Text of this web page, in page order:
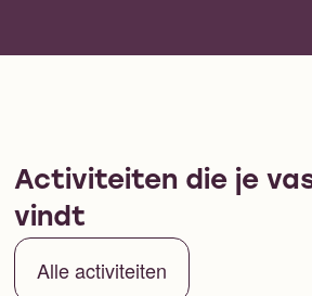
Activiteiten die je
vindt
Alle activiteiten